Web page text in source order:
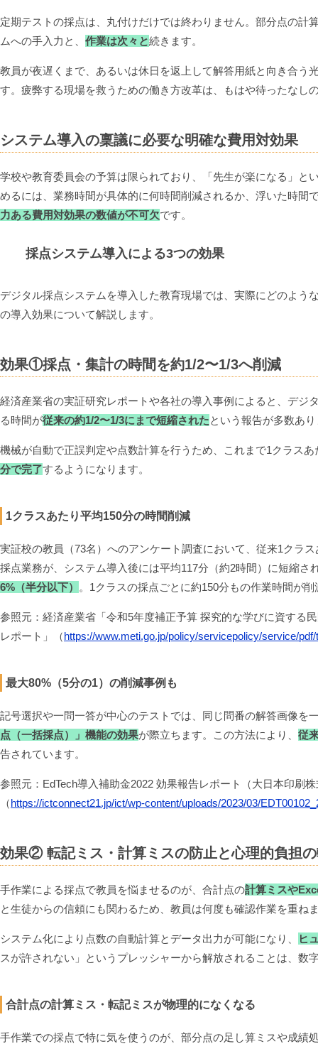
定期テストの採点は、丸付けだけでは終わりません。部分点の計
ムへの手入力と、 作業は次々と続きます。
教員が夜遅くまで、あるいは休日を返上して解答用紙と向き合う
す。疲弊する現場を救うための働き方改革は、もはや待ったなし
システム導入の稟議に必要な明確な費用対効果
学校や教育委員会の予算は限られており、「先生が楽になる」と
めるには、業務時間が具体的に何時間削減されるか、浮いた時間
力ある費用対効果の数値が不可欠です。
採点システム導入による3つの効果
デジタル採点システムを導入した教育現場では、実際にどのよう
の導入効果について解説します。
効果①採点・集計の時間を約1/2〜1/3へ削減
経済産業省の実証研究レポートや各社の導入事例によると、デジ
る時間が従来の約1/2〜1/3にまで短縮されたという報告が多数あ
機械が自動で正誤判定や点数計算を行うため、これまで1クラス
分で完了するようになります。
1クラスあたり平均150分の時間削減
実証校の教員（73名）へのアンケート調査において、従来1クラ
採点業務が、システム導入後には平均117分（約2時間）に短縮さ
6%（半分以下）
。1クラスの採点ごとに約150分もの作業時間が
参照元：経済産業省「令和5年度補正予算 探究的な学びに資する
レポート」（https://www.meti.go.jp/policy/servicepolicy/service/
最大80%（5分の1）の削減事例も
記号選択や一問一答が中心のテストでは、同じ問番の解答画像を
点（一括採点）」機能の効果が際立ちます。この方法により、 従
告されています。
参照元：EdTech導入補助金2022 効果報告レポート（大日本印刷
（https://ictconnect21.jp/ict/wp-content/uploads/2023/03/
効果② 転記ミス・計算ミスの防止と心理的負担
手作業による採点で教員を悩ませるのが、合計点の計算ミスや
と生徒からの信頼にも関わるため、教員は何度も確認作業を重ね
システム化により点数の自動計算とデータ出力が可能になり、
ヒ
スが許されない」というプレッシャーから解放されることは、数
合計点の計算ミス・転記ミスが物理的になくなる
手作業での採点で特に気を使うのが、部分点の足し算ミスや成績